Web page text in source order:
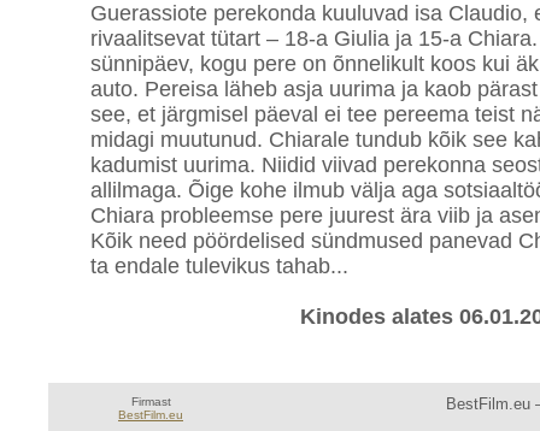
Guerassiote perekonda kuuluvad isa Claudio,
rivaalitsevat tütart – 18-a Giulia ja 15-a
sünnipäev, kogu pere on õnnelikult koos kui
auto. Pereisa läheb asja uurima ja kaob
see, et järgmisel päeval ei tee pereema teist
midagi muutunud. Chiarale tundub kõik see
kadumist uurima. Niidid viivad perekonna
allilmaga. Õige kohe ilmub välja aga
Chiara probleemse pere juurest ära viib ja
Kõik need pöördelised sündmused panevad
ta endale tulevikus tahab...
Kinodes alates
Firmast
BestFilm.eu
BestFilm.eu